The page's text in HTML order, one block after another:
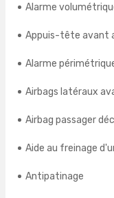
Alarme
Appuis-tête avant
Alarme
Airbags latéraux
Airbag passager
Aide au freinage
Antipatinage